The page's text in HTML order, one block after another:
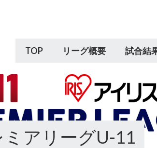
TOP リーグ概要 試合結
アリーグU-11